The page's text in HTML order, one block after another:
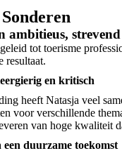
ambitieus,
tot toerisme
resultaat.
en kritisch
heeft Natasja veel
voor verschillende
van hoge kwaliteit
een duurzame toekomst